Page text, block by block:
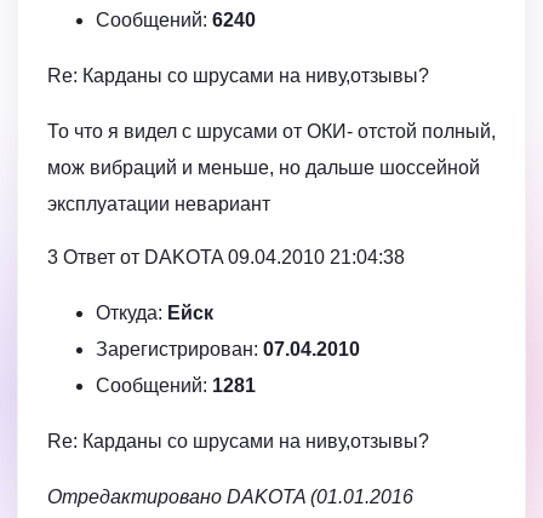
Сообщений: 6240
Re: Карданы со шрусами на ниву,отзывы?
То что я видел с шрусами от ОКИ- отстой полный,
мож вибраций и меньше, но дальше шоссейной
эксплуатации невариант
3 Ответ от DAKOTA 09.04.2010 21:04:38
Откуда: Ейск
Зарегистрирован: 07.04.2010
Сообщений: 1281
Re: Карданы со шрусами на ниву,отзывы?
Отредактировано DAKOTA (01.01.2016